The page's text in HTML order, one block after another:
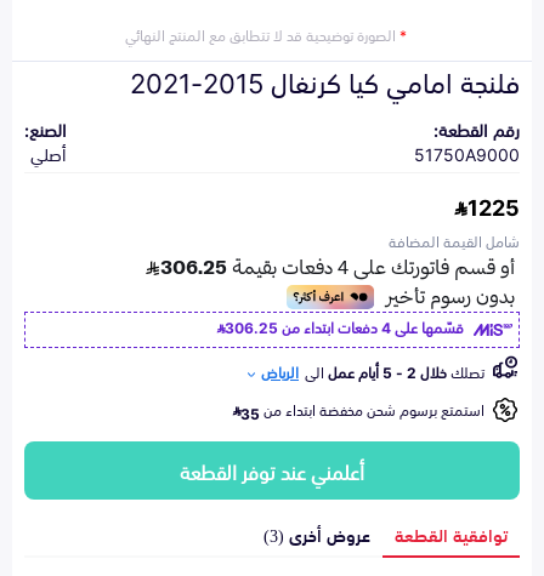
*الصورة توضيحية قد لا تتطابق مع المنتج النهائي
فلنجة امامي كيا كرنفال 2015-2021
رقم القطعة:
51750A9000
الصنع:
أصلي
1225
شامل القيمة المضافة
قسّمها على 4 دفعات ابتداء من
306.25
تصلكخلال 2 - 5 أيام عمل الى الرياض
استمتع برسوم شحن مخفضة ابتداء من35
أعلمني عند توفر القطعة
توافقية القطعة عروض أخرى (3)